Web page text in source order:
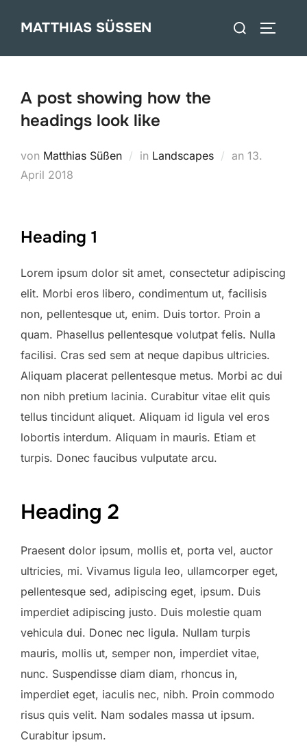
InhaltMATTHIAS SÜSSEN
Suchen
A post showing how the
headings look like
von Matthias Süßen in Landscapes an 13.
April 2018
Heading 1
Lorem ipsum dolor sit amet, consectetur adipiscing
elit. Morbi eros libero, condimentum ut, facilisis
non, pellentesque ut, enim. Duis tortor. Proin a
quam. Phasellus pellentesque volutpat felis. Nulla
facilisi. Cras sed sem at neque dapibus ultricies.
Aliquam placerat pellentesque metus. Morbi ac dui
non nibh pretium lacinia. Curabitur vitae elit quis
tellus tincidunt aliquet. Aliquam id ligula vel eros
lobortis interdum. Aliquam in mauris. Etiam et
turpis. Donec faucibus vulputate arcu.
Heading 2
Praesent dolor ipsum, mollis et, porta vel, auctor
ultricies, mi. Vivamus ligula leo, ullamcorper eget,
pellentesque sed, adipiscing eget, ipsum. Duis
imperdiet adipiscing justo. Duis molestie quam
vehicula dui. Donec nec ligula. Nullam turpis
mauris, mollis ut, semper non, imperdiet vitae,
nunc. Suspendisse diam diam, rhoncus in,
imperdiet eget, iaculis nec, nibh. Proin commodo
risus quis velit. Nam sodales massa ut ipsum.
Curabitur ipsum.